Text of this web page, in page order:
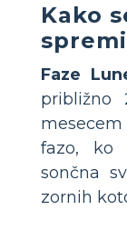
Kako
Faze
približno
fazo, ko
sončna
zornih